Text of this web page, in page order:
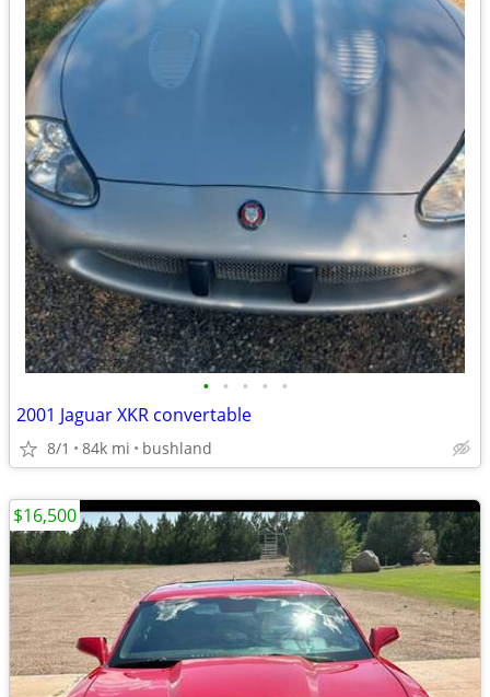
• • • • •
2001 Jaguar XKR convertable
8/1 84k mi bushland
$16,500